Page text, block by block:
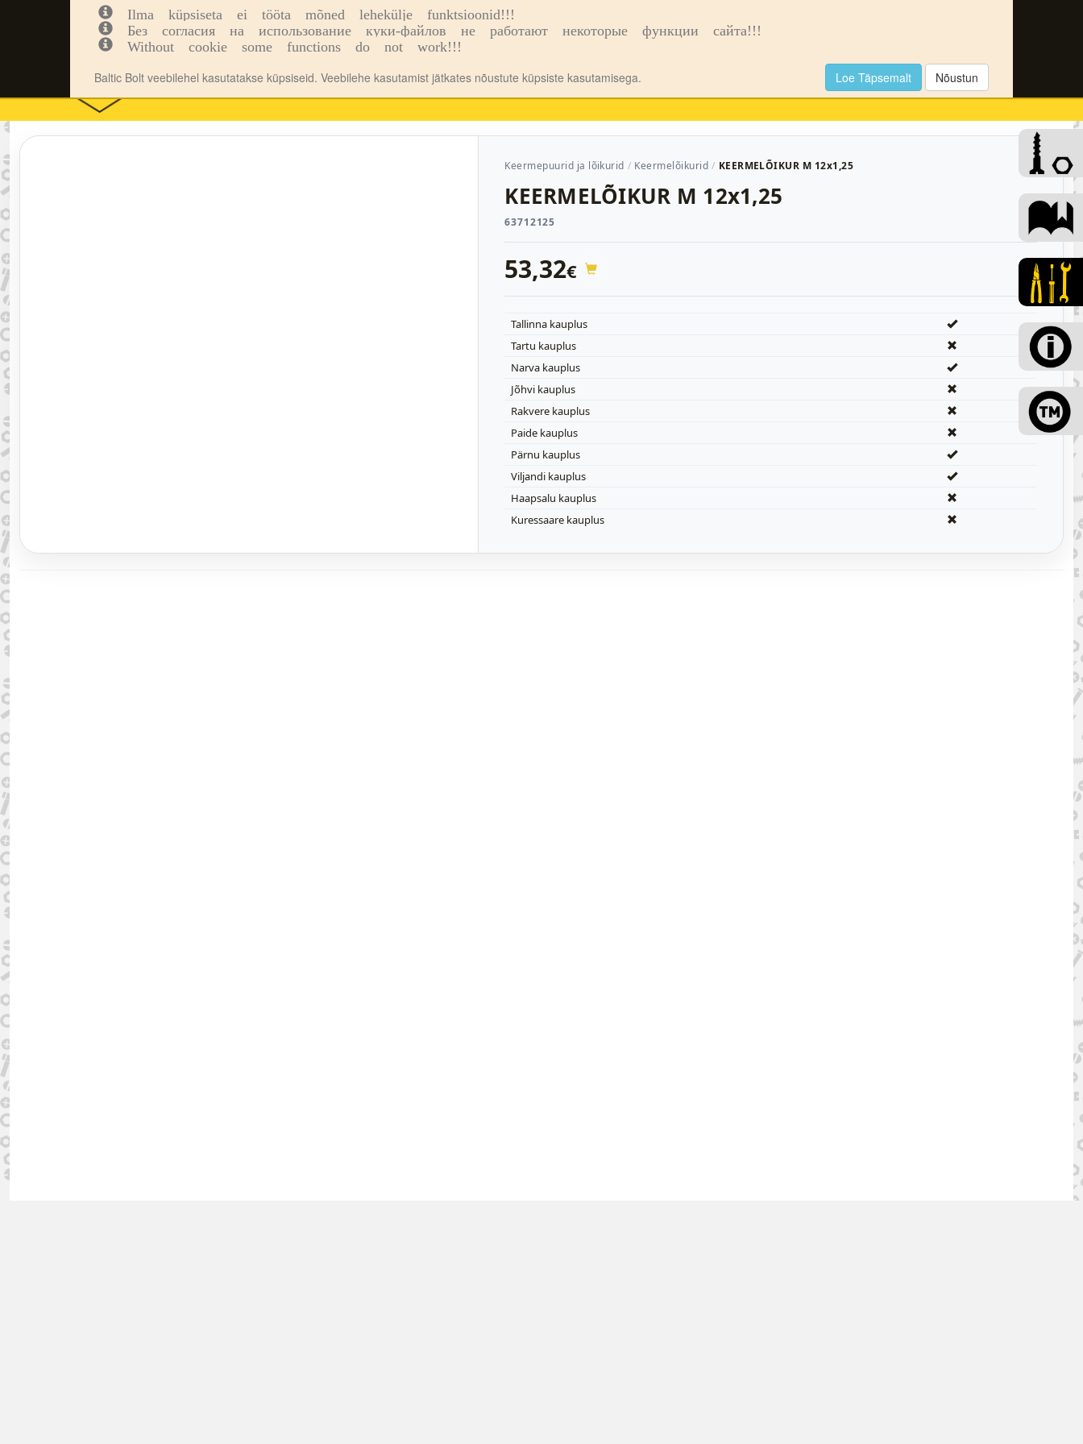
Kinnitusvahendid Tööriistad Info Kauplused
Ilma küpsiseta ei tööta mõned lehekülje funktsioonid!!!
Без согласия на использование куки-файлов не работают некоторые функции сайта!!!
Without cookie some functions do not work!!!
Baltic Bolt veebilehel kasutatakse küpsiseid. Veebilehe kasutamist jätkates nõustute küpsiste kasutamisega. Loe Täpsemalt Nõustun
Keermepuurid ja lõikurid Keermelõikurid KEERMELÕIKUR M 12x1,25
KEERMELÕIKUR M 12x1,25
63712125
53,32€
Tallinna kauplus
Tartu kauplus
Narva kauplus
Jõhvi kauplus
Rakvere kauplus
Paide kauplus
Pärnu kauplus
Viljandi kauplus
Haapsalu kauplus
Kuressaare kauplus